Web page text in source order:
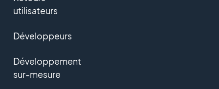
utilisateurs
Développeurs
Développement
sur-mesure